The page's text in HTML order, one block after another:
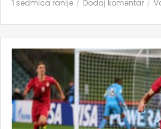
1 sedmica ranije Dodaj komentar